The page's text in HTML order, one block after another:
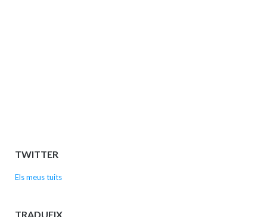
TWITTER
Els meus tuits
TRADUEIX